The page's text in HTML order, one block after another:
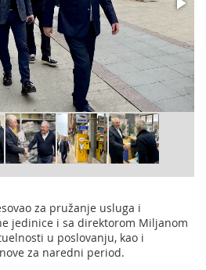
za pružanje usluga i
jedinice i sa direktorom Miljanom
u poslovanju, kao i
za naredni period.